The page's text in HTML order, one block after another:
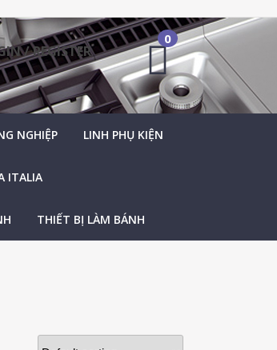
/ REGISTER
0
NGHIỆP LINH PHỤ KIỆN
ITALIA
THIẾT BỊ LÀM BÁNH